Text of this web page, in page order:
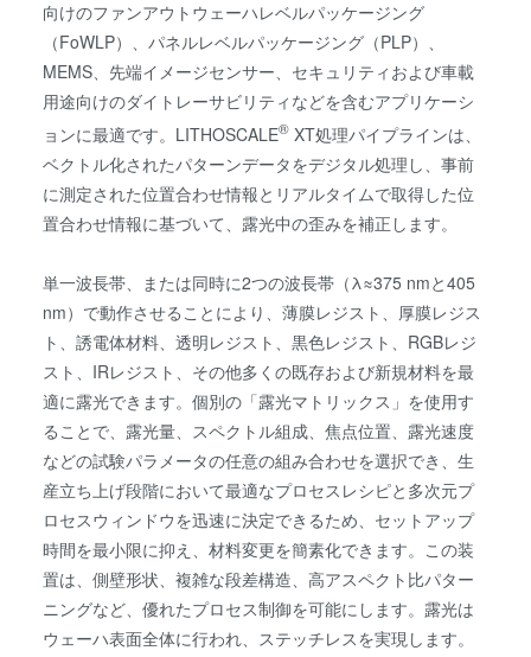
向けのファンアウトウェーハレベルパッケージング
（FoWLP）、パネルレベルパッケージング（PLP）、
MEMS、先端イメージセンサー、セキュリティおよび車載
用途向けのダイトレーサビリティなどを含むアプリケーシ
ョンに最適です。LITHOSCALE® XT処理パイプラインは、
ベクトル化されたパターンデータをデジタル処理し、事前
に測定された位置合わせ情報とリアルタイムで取得した位
置合わせ情報に基づいて、露光中の歪みを補正します。
単一波長帯、または同時に2つの波長帯（λ≈375 nmと405
nm）で動作させることにより、薄膜レジスト、厚膜レジス
ト、誘電体材料、透明レジスト、黒色レジスト、RGBレジ
スト、IRレジスト、その他多くの既存および新規材料を最
適に露光できます。個別の「露光マトリックス」を使用す
ることで、露光量、スペクトル組成、焦点位置、露光速度
などの試験パラメータの任意の組み合わせを選択でき、生
産立ち上げ段階において最適なプロセスレシピと多次元プ
ロセスウィンドウを迅速に決定できるため、セットアップ
時間を最小限に抑え、材料変更を簡素化できます。この装
置は、側壁形状、複雑な段差構造、高アスペクト比パター
ニングなど、優れたプロセス制御を可能にします。露光は
ウェーハ表面全体に行われ、ステッチレスを実現します。